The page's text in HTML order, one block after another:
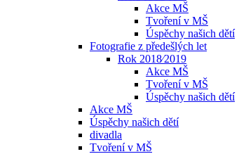
Akce MŠ
Tvoření v MŠ
Úspěchy našich dětí
Fotografie z předešlých let
Rok 2018⁄2019
Akce MŠ
Tvoření v MŠ
Úspěchy našich dětí
Akce MŠ
Úspěchy našich dětí
divadla
Tvoření v MŠ